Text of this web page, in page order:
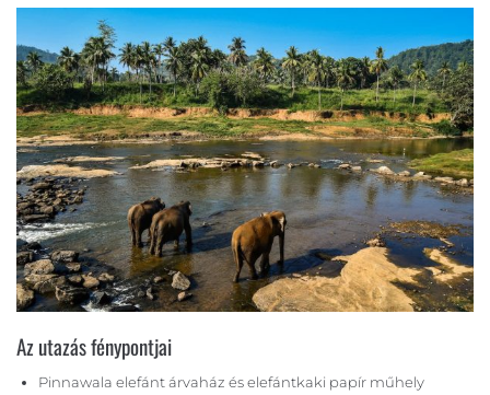
Az utazás fénypontjai
Pinnawala elefánt árvaház és elefántkaki papír műhely